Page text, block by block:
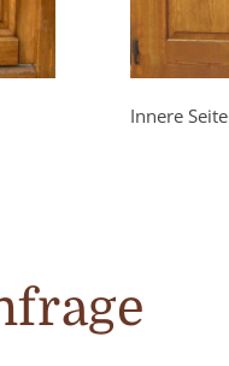
Innere Seite